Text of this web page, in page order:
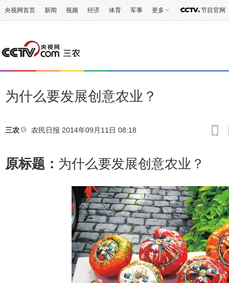
央视网首页 新闻 视频 经济 体育 军事 更多 节目官网
为什么要发展创意农业？
三农 农民日报 2014年09月11日 08:18
原标题： 为什么要发展创意农业？